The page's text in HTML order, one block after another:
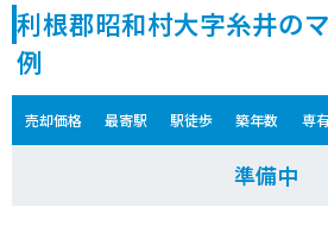
利根郡昭和村大字糸井の
例
売却価格 最寄駅 駅徒歩 築年数 専
準備中